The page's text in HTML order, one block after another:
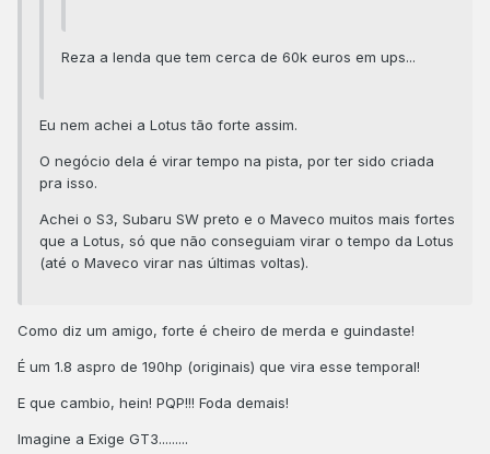
Reza a lenda que tem cerca de 60k euros em ups...
Eu nem achei a Lotus tão forte assim.
O negócio dela é virar tempo na pista, por ter sido criada
pra isso.
Achei o S3, Subaru SW preto e o Maveco muitos mais fortes
que a Lotus, só que não conseguiam virar o tempo da Lotus
(até o Maveco virar nas últimas voltas).
Como diz um amigo, forte é cheiro de merda e guindaste!
É um 1.8 aspro de 190hp (originais) que vira esse temporal!
E que cambio, hein! PQP!!! Foda demais!
Imagine a Exige GT3.........